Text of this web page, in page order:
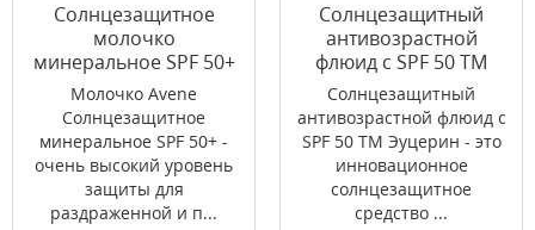
Солнцезащитное
молочко
минеральное SPF 50+
Avene 100 мл
Молочко Avene
Солнцезащитное
минеральное SPF 50+ -
очень высокий уровень
защиты для
раздраженной и п...
Солнцезащитный
антивозрастной
флюид с SPF 50 ТМ
Эуцерин/Eucerin 50
мл
Солнцезащитный
антивозрастной флюид с
SPF 50 ТМ Эуцерин - это
инновационное
солнцезащитное
средство ...